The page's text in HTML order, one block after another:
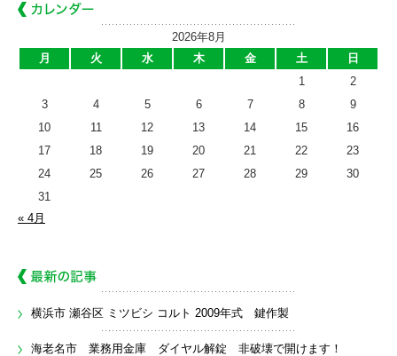
2026年8月
月
火 水 木 金 土
日
1
2
3
4 5 6 7 8
9
10
11 12 13 14 15
16
17
18 19 20 21 22
23
24
25 26 27 28 29
30
31
« 4月
横浜市 瀬谷区 ミツビシ コルト 2009年式 鍵作製
海老名市 業務用金庫 ダイヤル解錠 非破壊で開けます！